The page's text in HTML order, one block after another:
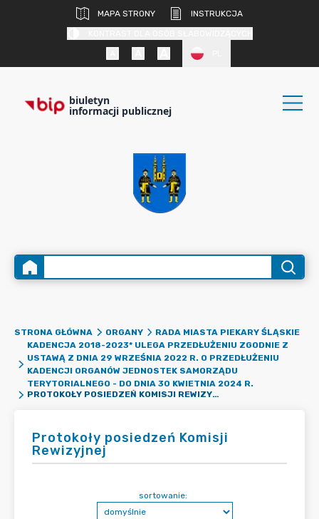
MAPA STRONY
INSTRUKCJA
biuletyn
informacji publicznej
STRONA GŁÓWNA ORGANY
RADA MIASTA PIEKARY ŚLĄSKIE
KADENCJA 2018-2023* ULEGA PRZEDŁUŻENIU ZGODNIE Z
USTAWĄ Z DNIA 29 WRZEŚNIA 2022 R. O PRZEDŁUŻENIU
KADENCJI ORGANÓW JEDNOSTEK SAMORZĄDU
TERYTORIALNEGO - DO DNIA 30 KWIETNIA 2024 R.
PROTOKOŁY POSIEDZEŃ KOMISJI REWIZYJNEJ
Protokoły posiedzeń Komisji
Rewizyjnej
sortowanie: